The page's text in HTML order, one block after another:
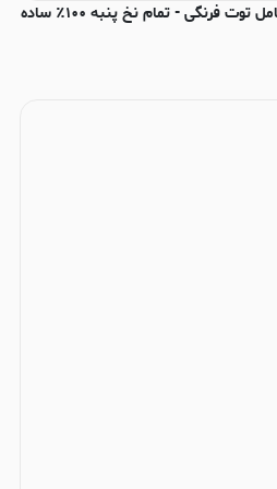
ست ترکیب رنگی کاور روتختی کامل توت فرنگی - تمام نخ پنبه ۱۰۰٪ ساده